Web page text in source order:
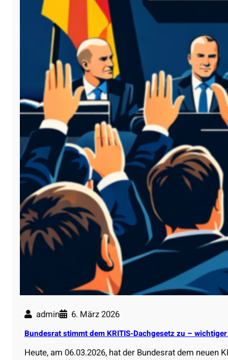
admin 6. März 2026
Bundesrat stimmt dem KRITIS-Dachgesetz zu –
Heute, am 06.03.2026, hat der Bundesrat dem neuen